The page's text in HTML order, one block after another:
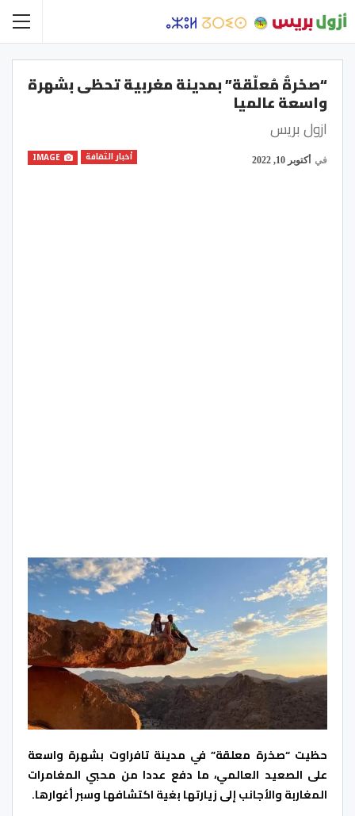
“صخرةٌ مُعلّقة” بمدينة مغربية تحظى بشهرة
واسعة عالميا
ازول بريس
أخبار الثقافة في أكتوبر 10, 2022
حظيت “صخرة معلقة” في مدينة تافراوت بشهرة واسعة
على الصعيد العالمي، ما دفع عددا من محبي المغامرات
المغاربة والأجانب إلى زيارتها بغية اكتشافها وسبر أغوارها.